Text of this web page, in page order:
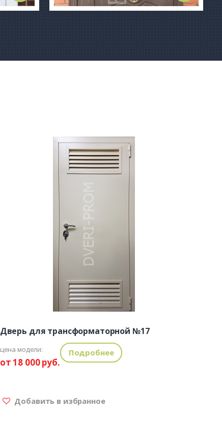
Дверь для трансформаторной №17
цена модели:
от 18 000 руб.
Подробнее
Добавить в избранное